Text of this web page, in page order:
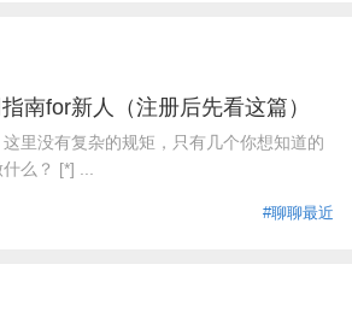
南for新人（注册后先看这篇）
里没有复杂的规矩，只有几个你想知道的
么？ [*] ...
#聊聊最近